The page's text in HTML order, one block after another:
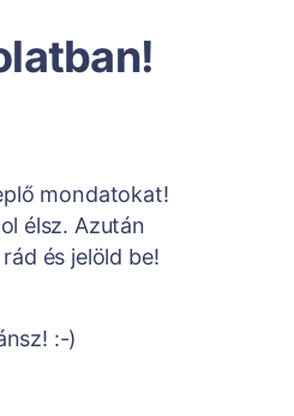
mondatokat!
élsz. Azután
és jelöld be!
:-)